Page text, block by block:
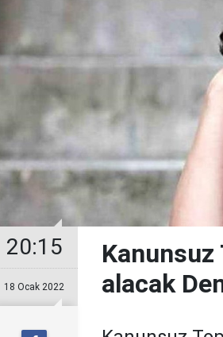
20:15
18 Ocak 2022
alacak